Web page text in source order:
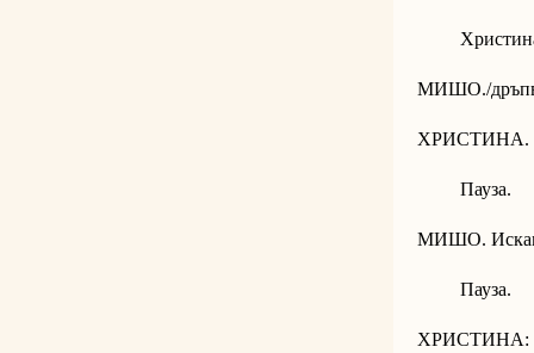
Христина
МИШО./
ХРИСТИНА.
Пауза.
МИШО. Искам
Пауза.
ХРИСТИНА: